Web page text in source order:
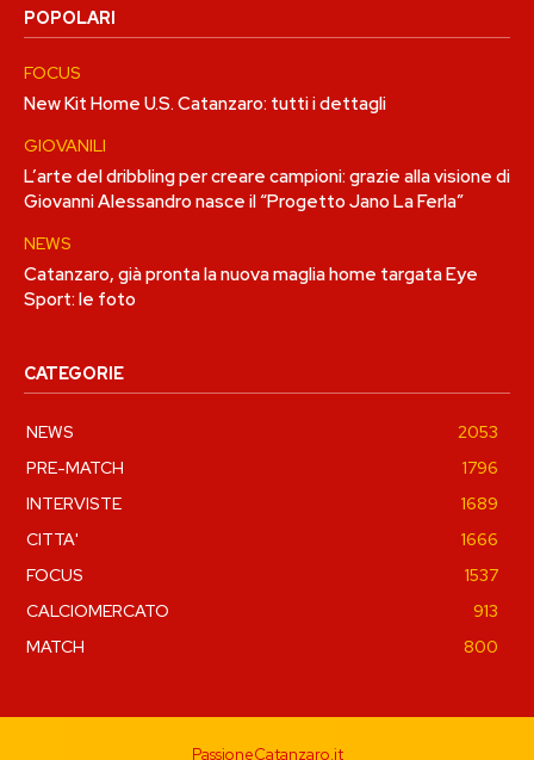
POPOLARI
FOCUS
New Kit Home U.S. Catanzaro: tutti i dettagli
GIOVANILI
L’arte del dribbling per creare campioni: grazie alla visione di
Giovanni Alessandro nasce il “Progetto Jano La Ferla”
NEWS
Catanzaro, già pronta la nuova maglia home targata Eye
Sport: le foto
CATEGORIE
NEWS
2053
PRE-MATCH
1796
INTERVISTE
1689
CITTA'
1666
FOCUS
1537
CALCIOMERCATO
913
MATCH
800
PassioneCatanzaro.it